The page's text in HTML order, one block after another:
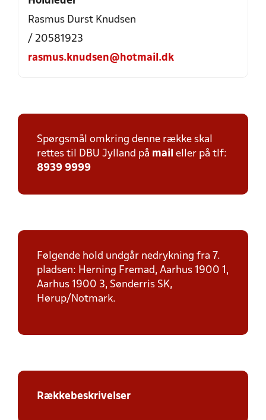
Rasmus Durst Knudsen
/ 20581923
rasmus.knudsen@hotmail.dk
Spørgsmål omkring denne række skal
rettes til DBU Jylland på mail eller på tlf:
8939 9999
Følgende hold undgår nedrykning fra 7.
pladsen: Herning Fremad, Aarhus 1900 1,
Aarhus 1900 3, Sønderris SK,
Hørup/Notmark.
Rækkebeskrivelser